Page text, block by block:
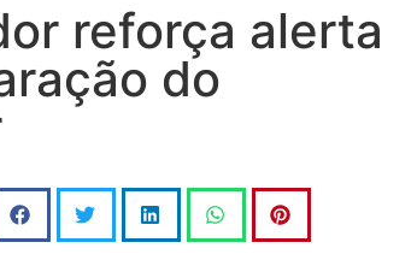
reforça alerta
do